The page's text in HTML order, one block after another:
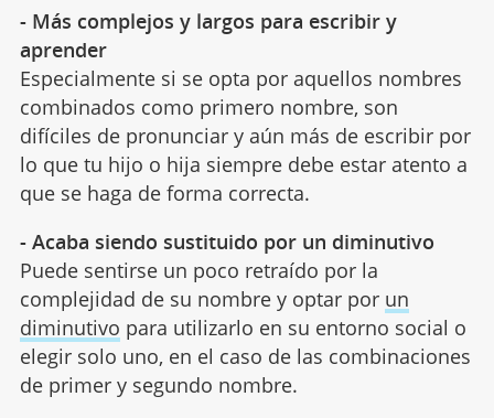
- Más complejos y largos para escribir y
aprender
Especialmente si se opta por aquellos nombres
combinados como primero nombre, son
difíciles de pronunciar y aún más de escribir por
lo que tu hijo o hija siempre debe estar atento a
que se haga de forma correcta.
- Acaba siendo sustituido por un diminutivo
Puede sentirse un poco retraído por la
complejidad de su nombre y optar por un
diminutivo para utilizarlo en su entorno social o
elegir solo uno, en el caso de las combinaciones
de primer y segundo nombre.